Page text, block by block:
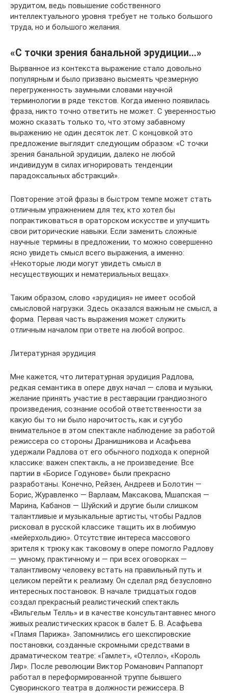
эрудитом, ведь повышение собственного
интеллектуального уровня требует не только большого
труда, но и большого желания.
«С точки зрения банальной эрудиции…»
Вырванное из контекста выражение стало довольно
популярным и было призвано высмеять чрезмерную
перегруженность заумными словами научной
терминологии в ряде текстов. Когда именно появилась
фраза, никто точно ответить не может. С уверенностью
можно сказать только то, что этому забавному
выражению не один десяток лет. С концовкой это
предложение выглядит следующим образом: «С точки
зрения банальной эрудиции, далеко не любой
индивидуум в силах игнорировать тенденции
парадоксальных абстракций».
Повторение этой фразы в быстром темпе может стать
отличным упражнением для тех, кто хотел бы
попрактиковаться в ораторском искусстве и улучшить
свои риторические навыки. Если заменить сложные
научные термины в предложении, то можно совершенно
ясно увидеть смысл всего выражения, а именно:
«Некоторые люди могут увидеть смысл в
несуществующих и нематериальных вещах».
Таким образом, слово «эрудиция» не имеет особой
смысловой нагрузки. Здесь оказался важным не смысл, а
форма. Первая часть выражения может служить
отличным началом при ответе на любой вопрос.
Литературная эрудиция
Мне кажется, что литературная эрудиция Радлова,
редкая семантика в опере двух начал — слова и музыки,
желание принять участие в реставрации грандиозного
произведения, сознание особой ответственности за
какую бы то ни было нарочитость, как и сугубо
внимательное в этом спектакле наблюдение за работой
режиссера со стороны Дранишникова и Асафьева
удержали Радлова от его обычного подхода к оперной
классике: важен спектакль, а не произведение. Все
партии в «Борисе Годунове» были прекрасно
разработаны. Конечно, Рейзен, Андреев и Болотин —
Борис, Журавленко — Варлаам, Максакова, Мшапская —
Марина, Кабанов — Шуйский и другие были слишком
талантливые и музыкальные артисты, чтобы Радлов
рисковал в русской классике тащить их в любимую
«мейерхольдию». Отсутствие интереса массового
зрителя к трюку как таковому в опере помогло Радлову
— умному, практичному и — при всех оговорках —
талантливому человеку встать на правильный путь и
целиком перейти к реализму. Он сделал ряд безусловно
интересных постановок. В начале тридцатых годов
создал прекрасный реалистический спектакль
«Вильгельм Телль» и в качестве консультантавнес много
живых реалистических красок в балет Б. В. Асафьева
«Пламя Парижа». Запомнились его шекспировские
постановки, созданные скромными средствами в
драматическом театре: «Гамлет», «Отелло», «Король
Лир». После революции Виктор Романович Раппапорт
работал в переформированной труппе бывшего
Суворинского театра в должности режиссера. В